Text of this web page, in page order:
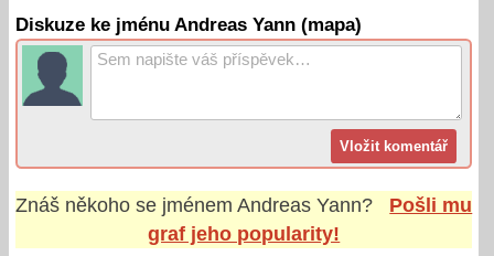
Diskuze ke jménu Andreas Yann (mapa)
Znáš někoho se jménemAndreas Yann?
Pošli mu
graf jeho popularity!